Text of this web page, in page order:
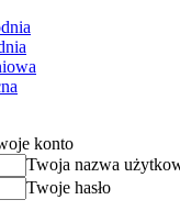
konto
Twoja nazwa
Twoje hasło